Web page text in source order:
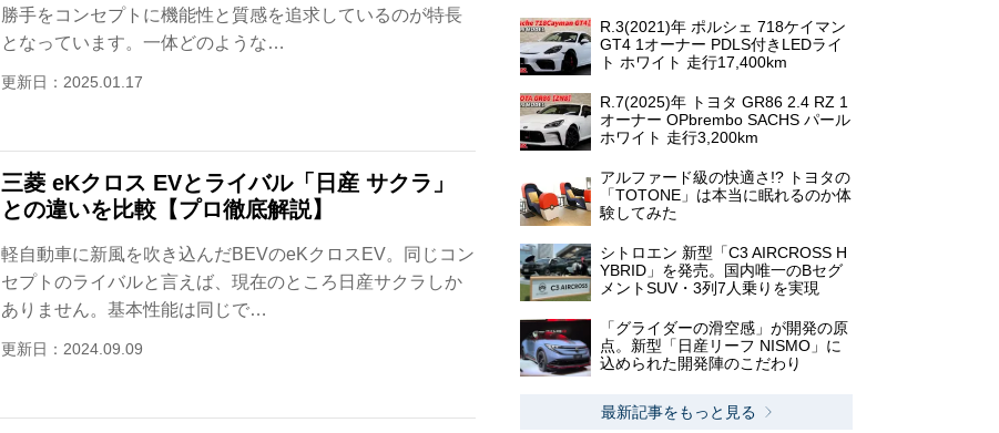
勝手をコンセプトに機能性と質感を追求しているのが特長
となっています。一体どのような…
更新日：2025.01.17
三菱 eKクロス EVとライバル「日産 サクラ」
との違いを比較【プロ徹底解説】
軽自動車に新風を吹き込んだBEVのeKクロスEV。同じコン
セプトのライバルと言えば、現在のところ日産サクラしか
ありません。基本性能は同じで…
更新日：2024.09.09
R.3(2021)年 ポルシェ 718ケイマン
GT4 1オーナー PDLS付きLEDライ
ト ホワイト 走行17,400km
R.7(2025)年 トヨタ GR86 2.4 RZ 1
オーナー OPbrembo SACHS パール
ホワイト 走行3,200km
アルファード級の快適さ!? トヨタの
「TOTONE」は本当に眠れるのか体
験してみた
シトロエン 新型「C3 AIRCROSS H
YBRID」を発売。国内唯一のBセグ
メントSUV・3列7人乗りを実現
「グライダーの滑空感」が開発の原
点。新型「日産リーフ NISMO」に
込められた開発陣のこだわり
最新記事をもっと見る